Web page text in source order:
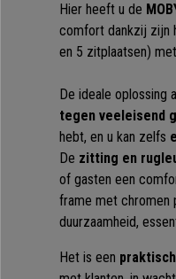
Hier heeft u de
comfort dankzij zijn
en 5 zitplaatsen)
De ideale oplossing
tegen veeleisend
hebt, en u kan zelfs
De zitting en
of gasten een
frame met chromen
duurzaamheid,
Het is een